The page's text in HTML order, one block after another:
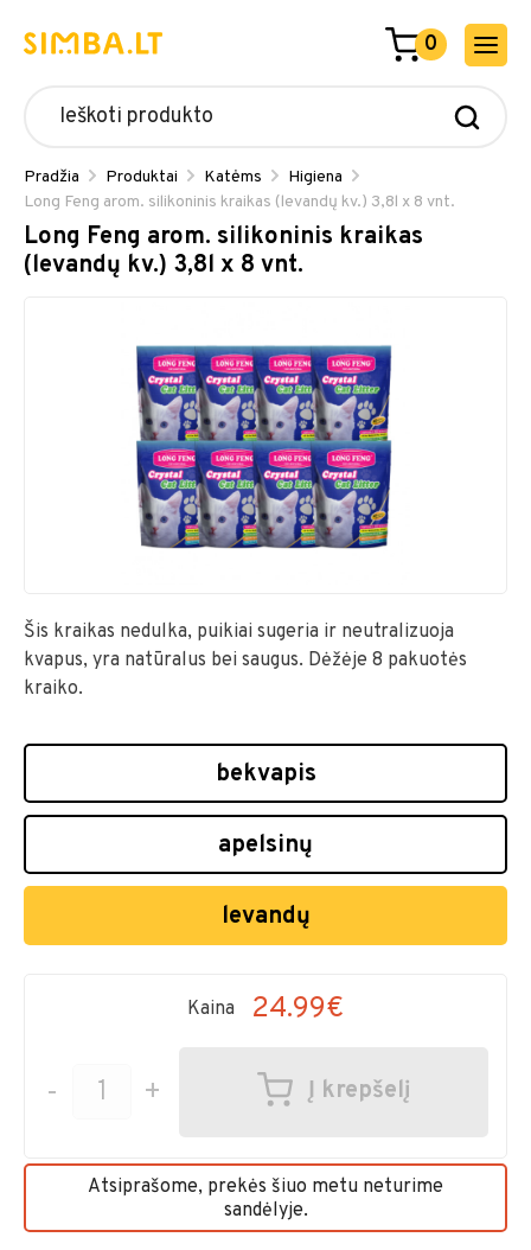
0
Pradžia Produktai Katėms
Higiena
Long Feng arom. silikoninis kraikas (levandų kv.) 3,8l x 8 vnt.
Long Feng arom. silikoninis kraikas
(levandų kv.) 3,8l x 8 vnt.
Šis kraikas nedulka, puikiai sugeria ir neutralizuoja
kvapus, yra natūralus bei saugus. Dėžėje 8 pakuotės
kraiko.
bekvapis
apelsinų
levandų
Kaina 24.99€
- + Į krepšelį
Atsiprašome, prekės šiuo metu neturime
sandėlyje.